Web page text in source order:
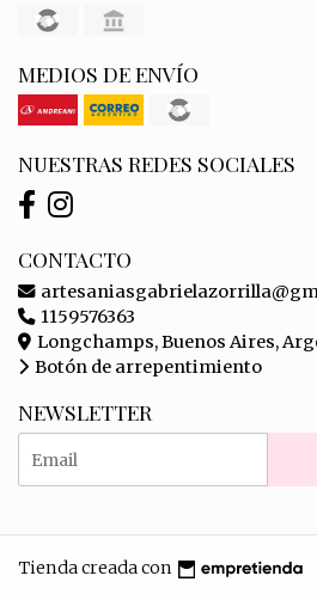
MEDIOS DE ENVÍO
NUESTRAS REDES SOCIALES
CONTACTO
1159576363
Longchamps, Buenos Aires,
Botón de arrepentimiento
NEWSLETTER
Tienda creada con